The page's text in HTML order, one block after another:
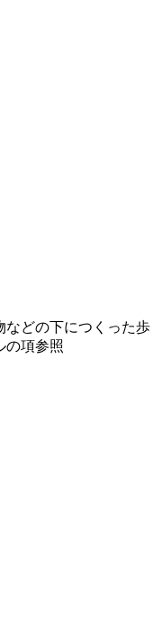
などの下につくった歩
の項参照